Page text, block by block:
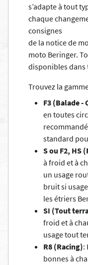
s’adapte à tout
chaque
consignes
de la notice de
moto Beringer.
disponibles dans
Trouvez la
F3 (Balade -
en toutes
standard
S ou F2, HS
à froid et à
un usage
bruit si
les étriers
SI (Tout
froid et à
usage tout
R8 (Racing):
bonnes à